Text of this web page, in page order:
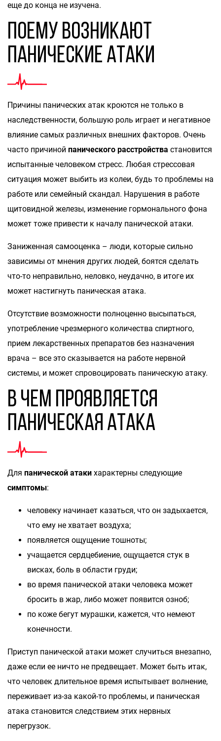
еще до конца не изучена.
Поему возникают
панические атаки
Причины панических атак кроются не только в
наследственности, большую роль играет и негативное
влияние самых различных внешних факторов. Очень
часто причиной панического расстройства становится
испытанные человеком стресс. Любая стрессовая
ситуация может выбить из колеи, будь то проблемы на
работе или семейный скандал. Нарушения в работе
щитовидной железы, изменение гормонального фона
может тоже привести к началу панической атаки.
Заниженная самооценка – люди, которые сильно
зависимы от мнения других людей, боятся сделать
что-то неправильно, неловко, неудачно, в итоге их
может настигнуть паническая атака.
Отсутствие возможности полноценно высыпаться,
употребление чрезмерного количества спиртного,
прием лекарственных препаратов без назначения
врача – все это сказывается на работе нервной
системы, и может спровоцировать паническую атаку.
В чем проявляется
паническая атака
Для панической атаки характерны следующие
симптомы:
человеку начинает казаться, что он задыхается,
что ему не хватает воздуха;
появляется ощущение тошноты;
учащается сердцебиение, ощущается стук в
висках, боль в области груди;
во время панической атаки человека может
бросить в жар, либо может появится озноб;
по коже бегут мурашки, кажется, что немеют
конечности.
Приступ панической атаки может случиться внезапно,
даже если ее ничто не предвещает. Может быть итак,
что человек длительное время испытывает волнение,
переживает из-за какой-то проблемы, и паническая
атака становится следствием этих нервных
перегрузок.